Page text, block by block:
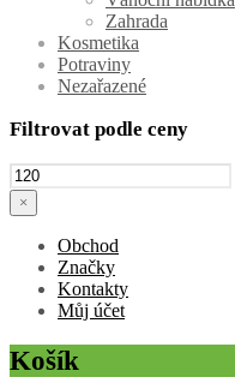
Zahrada
Kosmetika
Potraviny
Nezařazené
Filtrovat podle ceny
Minimální
cena
×
Obchod
Značky
Kontakty
Můj účet
Košík